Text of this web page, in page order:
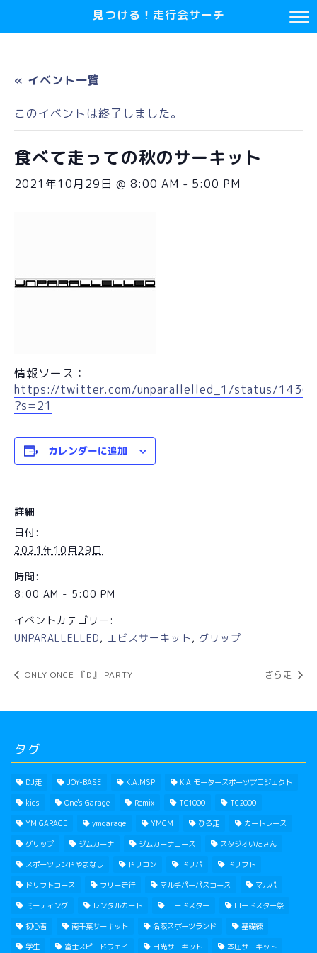
見つける！走行会サーチ
« イベント一覧
このイベントは終了しました。
食べて走っての秋のサーキット
2021年10月29日 @ 8:00 AM - 5:00 PM
情報ソース：
https://twitter.com/unparallelled_1/status/
?s=21
カレンダーに追加
詳細
日付:
2021年10月29日
時間:
8:00 AM - 5:00 PM
イベントカテゴリー:
UNPARALLELLED, エビスサーキット, グリップ
ONLY ONCE 『D』 PARTY ぎら走
タグ
DJ走 JOY-BASE K.A.MSP K.A.モータースポーツプロジェクト
kics One's Garage Remix TC1000 TC2000
YM GARAGE ymgarage YMGM ひろ走 カートレース
グリップ ジムカーナ ジムカーナコース スタジオいたさん
スポーツランドやまなし ドリコン ドリパ ドリフト
ドリフトコース フリー走行 マルチパーパスコース マルパ
ミーティング レンタルカート ロードスター ロードスター祭
初心者 南千葉サーキット 名阪スポーツランド 基礎練
学生 富士スピードウェイ 日光サーキット 本庄サーキット